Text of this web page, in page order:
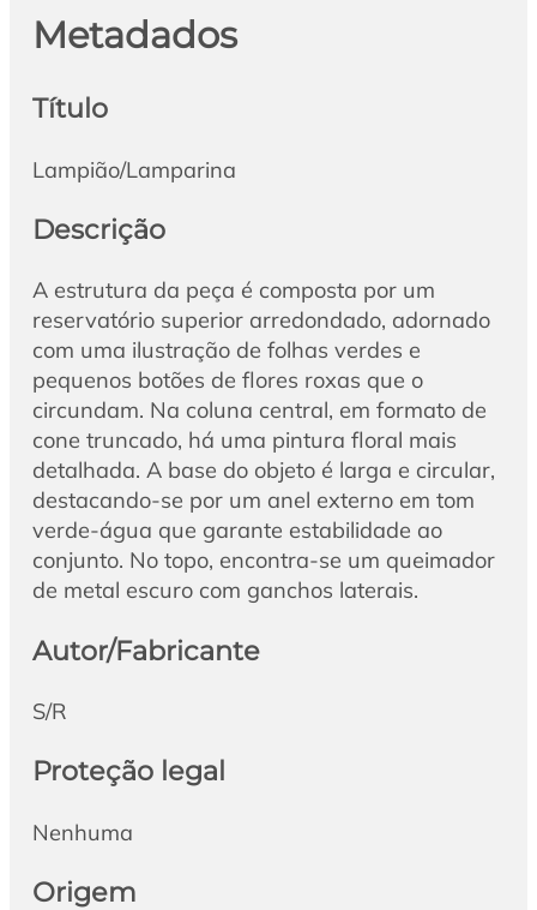
Metadados
Título
Lampião/Lamparina
Descrição
A estrutura da peça é composta por um
reservatório superior arredondado, adornado
com uma ilustração de folhas verdes e
pequenos botões de flores roxas que o
circundam. Na coluna central, em formato de
cone truncado, há uma pintura floral mais
detalhada. A base do objeto é larga e circular,
destacando-se por um anel externo em tom
verde-água que garante estabilidade ao
conjunto. No topo, encontra-se um queimador
de metal escuro com ganchos laterais.
Autor/Fabricante
S/R
Proteção legal
Nenhuma
Origem